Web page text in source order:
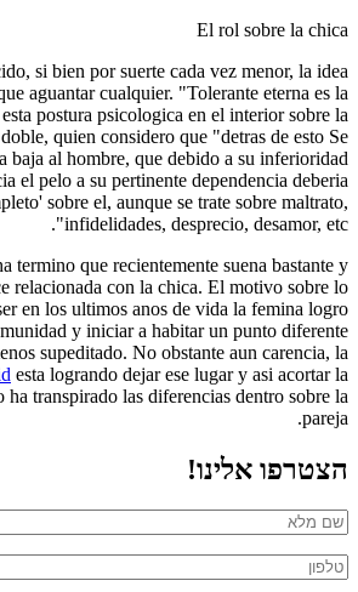
El rol sobre la chica
si bien por suerte cada vez menor, la idea
aguantar cualquier. "Tolerante eterna es la
postura psicologica en el interior sobre la
quien considero que "detras de esto Se
baja al hombre, que debido a su inferioridad
el pelo a su pertinente dependencia deberia
sobre el, aunque se trate sobre maltrato,
infidelidades, desprecio, desamor, etc".
termino que recientemente suena bastante y
relacionada con la chica. El motivo sobre lo
en los ultimos anos de vida la femina logro
y iniciar a habitar un punto diferente
supeditado. No obstante aun carencia, la
esta logrando dejar ese lugar y asi acortar la
ha transpirado las diferencias dentro sobre la
pareja.
הצטרפו אלינו!